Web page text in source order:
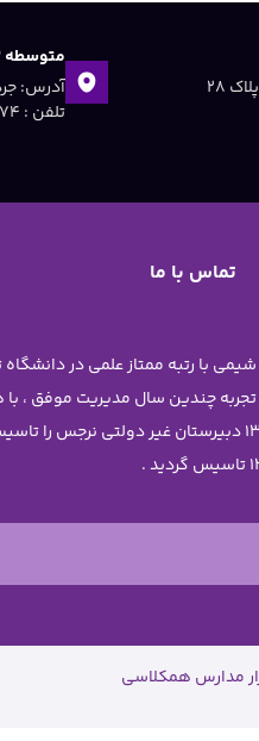
آدرس: جردن ،خیابان سلطانی پلاک ۲۸
متوسطه ۲
تلفن : ۲۲۰۵۹۸۷۴
تماس با ما
تجربه چندین سال مدیریت موفق
دختران نوجوان آن چنان که شایسته ی دانش آموزان برتر و
مدارس همکلاسی